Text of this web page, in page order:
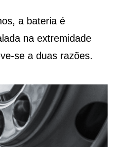
a bateria é
na extremidade
se a duas razões.